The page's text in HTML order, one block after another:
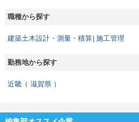
職種から探す
建築土木設計・測量・積算 施工管理
勤務地から探す
近畿 滋賀県